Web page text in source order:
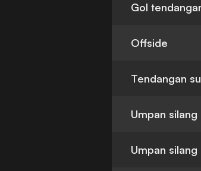
Gol
Offside
Tendangan
Umpan silang
Umpan silang